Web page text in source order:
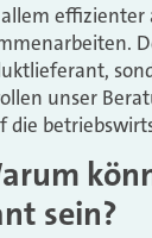
unser
die
sein?